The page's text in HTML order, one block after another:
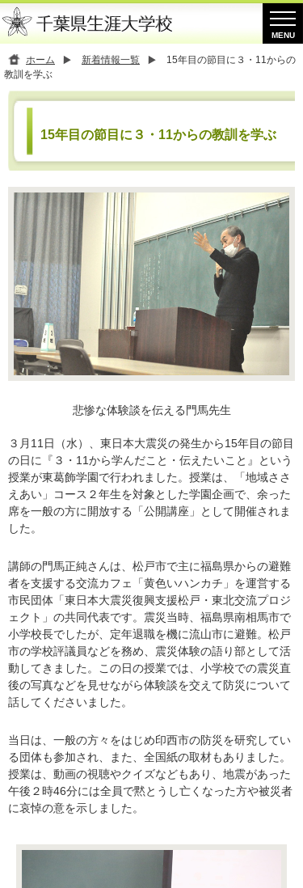
ホーム 新着情報一覧
15年目の節目に３・11からの
教訓を学ぶ
15年目の節目に３・11からの教訓を学ぶ
悲惨な体験談を伝える門馬先生
３月11日（水）、東日本大震災の発生から15年目の節目
の日に『３・11から学んだこと・伝えたいこと』という
授業が東葛飾学園で行われました。授業は、「地域ささ
えあい」コース２年生を対象とした学園企画で、余った
席を一般の方に開放する「公開講座」として開催されま
した。
講師の門馬正純さんは、松戸市で主に福島県からの避難
者を支援する交流カフェ「黄色いハンカチ」を運営する
市民団体「東日本大震災復興支援松戸・東北交流プロジ
ェクト」の共同代表です。震災当時、福島県南相馬市で
小学校長でしたが、定年退職を機に流山市に避難。松戸
市の学校評議員などを務め、震災体験の語り部として活
動してきました。この日の授業では、小学校での震災直
後の写真などを見せながら体験談を交えて防災について
話してくださいました。
当日は、一般の方々をはじめ印西市の防災を研究してい
る団体も参加され、また、全国紙の取材もありました。
授業は、動画の視聴やクイズなどもあり、地震があった
午後２時46分には全員で黙とうし亡くなった方や被災者
に哀悼の意を示しました。